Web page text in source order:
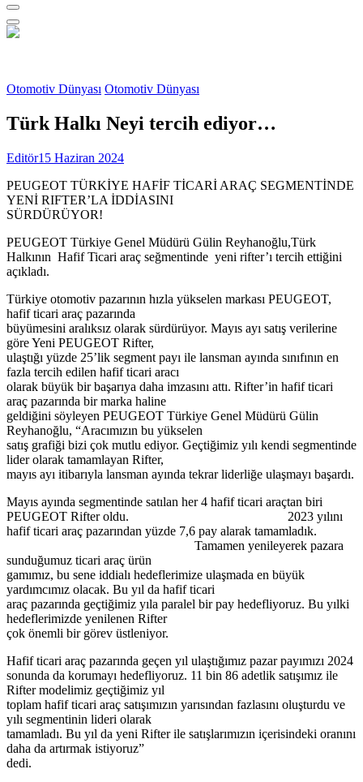
Otomotiv Dünyası Otomotiv Dünyası
Türk Halkı Neyi tercih ediyor…
Editör15 Haziran 2024
PEUGEOT TÜRKİYE HAFİF TİCARİ ARAÇ SEGMENTİNDE
YENİ RIFTER’LA İDDİASINI
SÜRDÜRÜYOR!
PEUGEOT Türkiye Genel Müdürü Gülin Reyhanoğlu,Türk
Halkının Hafif Ticari araç seğmentinde yeni rifter’ı tercih ettiğini
açıkladı.
Türkiye otomotiv pazarının hızla yükselen markası PEUGEOT,
hafif ticari araç pazarında
büyümesini aralıksız olarak sürdürüyor. Mayıs ayı satış verilerine
göre Yeni PEUGEOT Rifter,
ulaştığı yüzde 25’lik segment payı ile lansman ayında sınıfının en
fazla tercih edilen hafif ticari aracı
olarak büyük bir başarıya daha imzasını attı. Rifter’in hafif ticari
araç pazarında bir marka haline
geldiğini söyleyen PEUGEOT Türkiye Genel Müdürü Gülin
Reyhanoğlu, “Aracımızın bu yükselen
satış grafiği bizi çok mutlu ediyor. Geçtiğimiz yılı kendi segmentinde
lider olarak tamamlayan Rifter,
mayıs ayı itibarıyla lansman ayında tekrar liderliğe ulaşmayı başardı.
Mayıs ayında segmentinde satılan her 4 hafif ticari araçtan biri
PEUGEOT Rifter oldu. 2023 yılını
hafif ticari araç pazarından yüzde 7,6 pay alarak tamamladık.
Tamamen yenileyerek pazara
sunduğumuz ticari araç ürün
gamımız, bu sene iddialı hedeflerimize ulaşmada en büyük
yardımcımız olacak. Bu yıl da hafif ticari
araç pazarında geçtiğimiz yıla paralel bir pay hedefliyoruz. Bu yılki
hedeflerimizde yenilenen Rifter
çok önemli bir görev üstleniyor.
Hafif ticari araç pazarında geçen yıl ulaştığımız pazar payımızı 2024
sonunda da korumayı hedefliyoruz. 11 bin 86 adetlik satışımız ile
Rifter modelimiz geçtiğimiz yıl
toplam hafif ticari araç satışımızın yarısından fazlasını oluşturdu ve
yılı segmentinin lideri olarak
tamamladı. Bu yıl da yeni Rifter ile satışlarımızın içerisindeki oranını
daha da artırmak istiyoruz”
dedi.